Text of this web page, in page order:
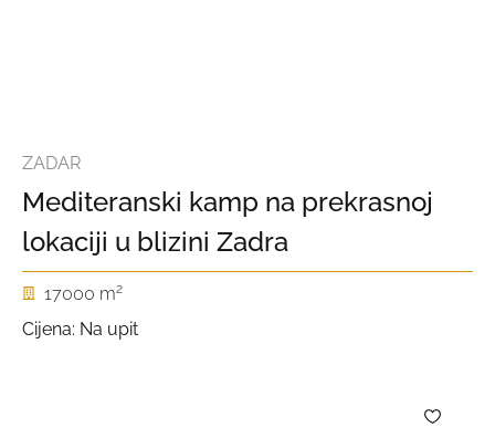
ZADAR
Mediteranski kamp na prekrasnoj
lokaciji u blizini Zadra
17000 m2
Cijena: Na upit